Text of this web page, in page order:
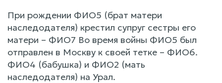
При рождении ФИО5 (брат матери
наследодателя) крестил супруг сестры его
матери – ФИО7 Во время войны ФИО5 был
отправлен в Москву к своей тетке – ФИО6.
ФИО4 (бабушка) и ФИО2 (мать
наследодателя) на Урал.